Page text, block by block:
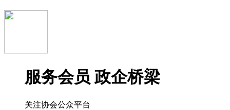
服务会员 政企桥梁
关注协会公众平台